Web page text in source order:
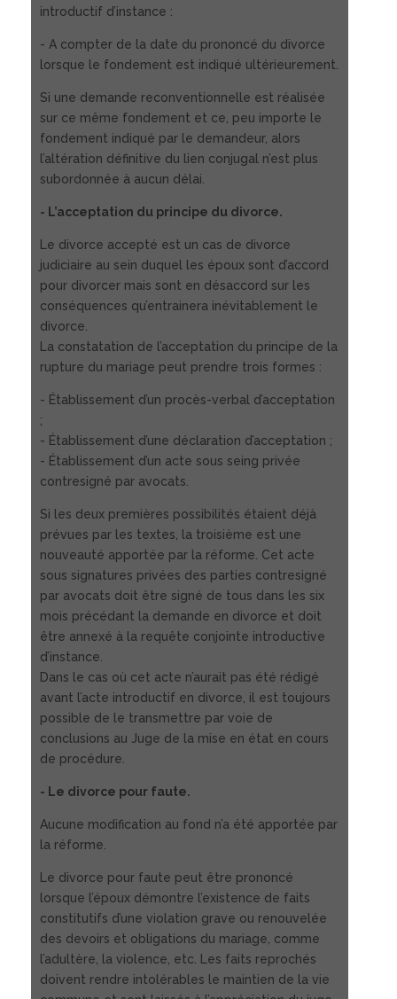
introductif d’instance :
- A compter de la date du prononcé du divorce
lorsque le fondement est indiqué ultérieurement.
Si une demande reconventionnelle est réalisée
sur ce même fondement et ce, peu importe le
fondement indiqué par le demandeur, alors
l’altération définitive du lien conjugal n’est plus
subordonnée à aucun délai.
- L’acceptation du principe du divorce.
Le divorce accepté est un cas de divorce
judiciaire au sein duquel les époux sont d’accord
pour divorcer mais sont en désaccord sur les
conséquences qu’entrainera inévitablement le
divorce.
La constatation de l’acceptation du principe de la
rupture du mariage peut prendre trois formes :
- Établissement d’un procès-verbal d’acceptation
;
- Établissement d’une déclaration d’acceptation ;
- Établissement d’un acte sous seing privée
contresigné par avocats.
Si les deux premières possibilités étaient déjà
prévues par les textes, la troisième est une
nouveauté apportée par la réforme. Cet acte
sous signatures privées des parties contresigné
par avocats doit être signé de tous dans les six
mois précédant la demande en divorce et doit
être annexé à la requête conjointe introductive
d’instance.
Dans le cas où cet acte n’aurait pas été rédigé
avant l’acte introductif en divorce, il est toujours
possible de le transmettre par voie de
conclusions au Juge de la mise en état en cours
de procédure.
- Le divorce pour faute.
Aucune modification au fond n’a été apportée par
la réforme.
Le divorce pour faute peut être prononcé
lorsque l’époux démontre l’existence de faits
constitutifs d’une violation grave ou renouvelée
des devoirs et obligations du mariage, comme
l’adultère, la violence, etc. Les faits reprochés
doivent rendre intolérables le maintien de la vie